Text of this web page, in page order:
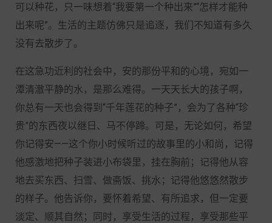
可以种花，只一味想着“我要第一个种出来”“怎样才能种
出来呢”。生活的主题仿佛只是追逐，我们不知道有多久
没有去散步了。
在这急功近利的社会中，安的那份平和的心境，宛如一
潭清澈平静的水，是那么难得。一天天长大的孩子啊，
你总有一天也会得到“千年莲花的种子”，会为了各种“珍
贵”的东西夜以继日、马不停蹄。可是，无论如何，希望
你记得安——这个你小时候听过的故事里的小和尚，记得
他感激地把种子装进小布袋里，挂在胸前；记得他从容
地去买东西、扫雪、做斋饭、挑水；记得他悠悠然散步
的样子。他告诉你，要怀着希望、有所追求，但一定要
淡定、顺其自然；同时，享受生活的过程，享受那些平